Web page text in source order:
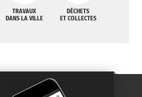
TRAVAUX
DANS LA VILLE
DÉCHETS
ET COLLECTES